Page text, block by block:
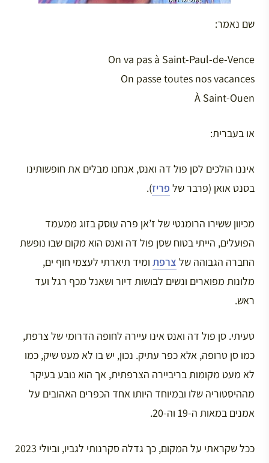
שם נאמר:
On va pas à Saint-Paul-de-Vence
On passe toutes nos vacances
À Saint-Ouen
או בעברית:
איננו הולכים לסן פול דה ואנס, אנחנו מבלים את חופשותינו
בסנט אואן (פרבר של פריז).
מכיוון ששירו הרומנטי של ז’אן פרה עוסק בזוג ממעמד
הפועלים, הייתי בטוח שסן פול דה ואנס הוא מקום שבו נופשת
החברה הגבוהה של צרפת ומיד תיארתי לעצמי חוף ים,
מלונות מפוארים ונשים לבושות דיור ושאנל מכף רגל ועד
ראש.
טעיתי. סן פול דה ואנס אינו עיירה לחופה הדרומי של צרפת,
כמו סן טרופה, אלא כפר עתיק. נכון, יש בו לא מעט שיק, כמו
לא מעט מקומות בריביירה הצרפתית, אך הוא נובע בעיקר
מההיסטוריה שלו ובמיוחד היותו אחד הכפרים האהובים על
אמנים במאות ה-19 וה-20.
ככל שקראתי על המקום, כך גדלה סקרנותי לגביו, וביולי 2023